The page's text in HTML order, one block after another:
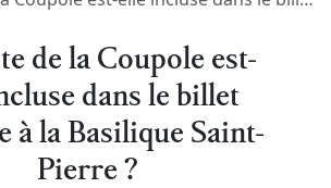
de la Coupole est-
dans le billet
à la Basilique Saint-
Pierre ?